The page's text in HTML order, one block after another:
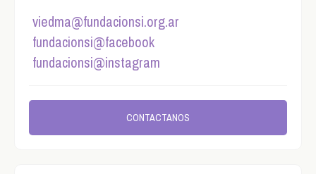
viedma@fundacionsi.org.ar
fundacionsi@facebook
fundacionsi@instagram
CONTACTANOS